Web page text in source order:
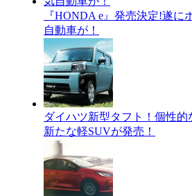
『HONDA e』発売決定!遂に
自動車が！
ダイハツ新型タフト！個性
新たな軽SUVが発売！